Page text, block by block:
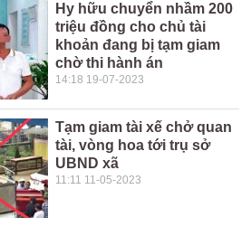
Hy hữu chuyển nhầm 200
triệu đồng cho chủ tài
khoản đang bị tạm giam
chờ thi hành án
14:18 19-07-2023
Tạm giam tài xế chở quan
tài, vòng hoa tới trụ sở
UBND xã
11:11 11-05-2023